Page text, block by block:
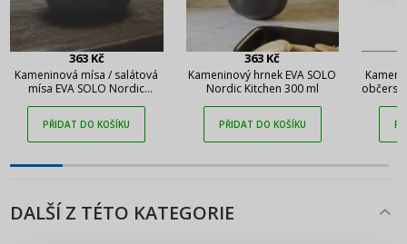
363 Kč
Kameninová mísa / salátová
mísa EVA SOLO Nordic
PŘIDAT DO KOŠÍKU
363 Kč
Kameninový hrnek EVA SOLO
Nordic Kitchen 300 ml
PŘIDAT DO KOŠÍKU
DALŠÍ Z TÉTO KATEGORIE